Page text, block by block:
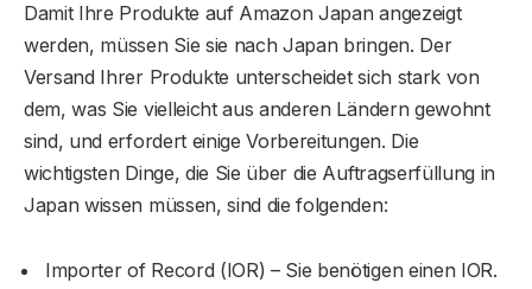
Damit Ihre Produkte auf Amazon Japan angezeigt
werden, müssen Sie sie nach Japan bringen. Der
Versand Ihrer Produkte unterscheidet sich stark von
dem, was Sie vielleicht aus anderen Ländern gewohnt
sind, und erfordert einige Vorbereitungen. Die
wichtigsten Dinge, die Sie über die Auftragserfüllung in
Japan wissen müssen, sind die folgenden:
Importer of Record (IOR) – Sie benötigen einen IOR.